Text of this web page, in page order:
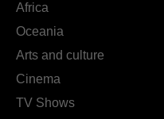
Africa
Oceania
Arts and culture
Cinema
TV Shows